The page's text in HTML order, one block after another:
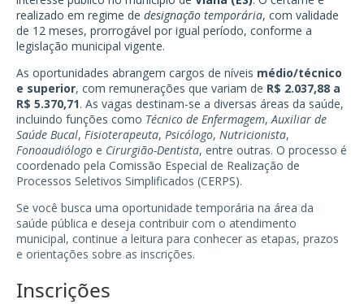
realizado em regime de designação temporária, com validade
de 12 meses, prorrogável por igual período, conforme a
legislação municipal vigente.
As oportunidades abrangem cargos de níveis médio/técnico
e superior, com remunerações que variam de R$ 2.037,88 a
R$ 5.370,71. As vagas destinam-se a diversas áreas da saúde,
incluindo funções como Técnico de Enfermagem, Auxiliar de
Saúde Bucal, Fisioterapeuta, Psicólogo, Nutricionista,
Fonoaudiólogo e Cirurgião-Dentista, entre outras. O processo é
coordenado pela Comissão Especial de Realização de
Processos Seletivos Simplificados (CERPS).
Se você busca uma oportunidade temporária na área da
saúde pública e deseja contribuir com o atendimento
municipal, continue a leitura para conhecer as etapas, prazos
e orientações sobre as inscrições.
Inscrições